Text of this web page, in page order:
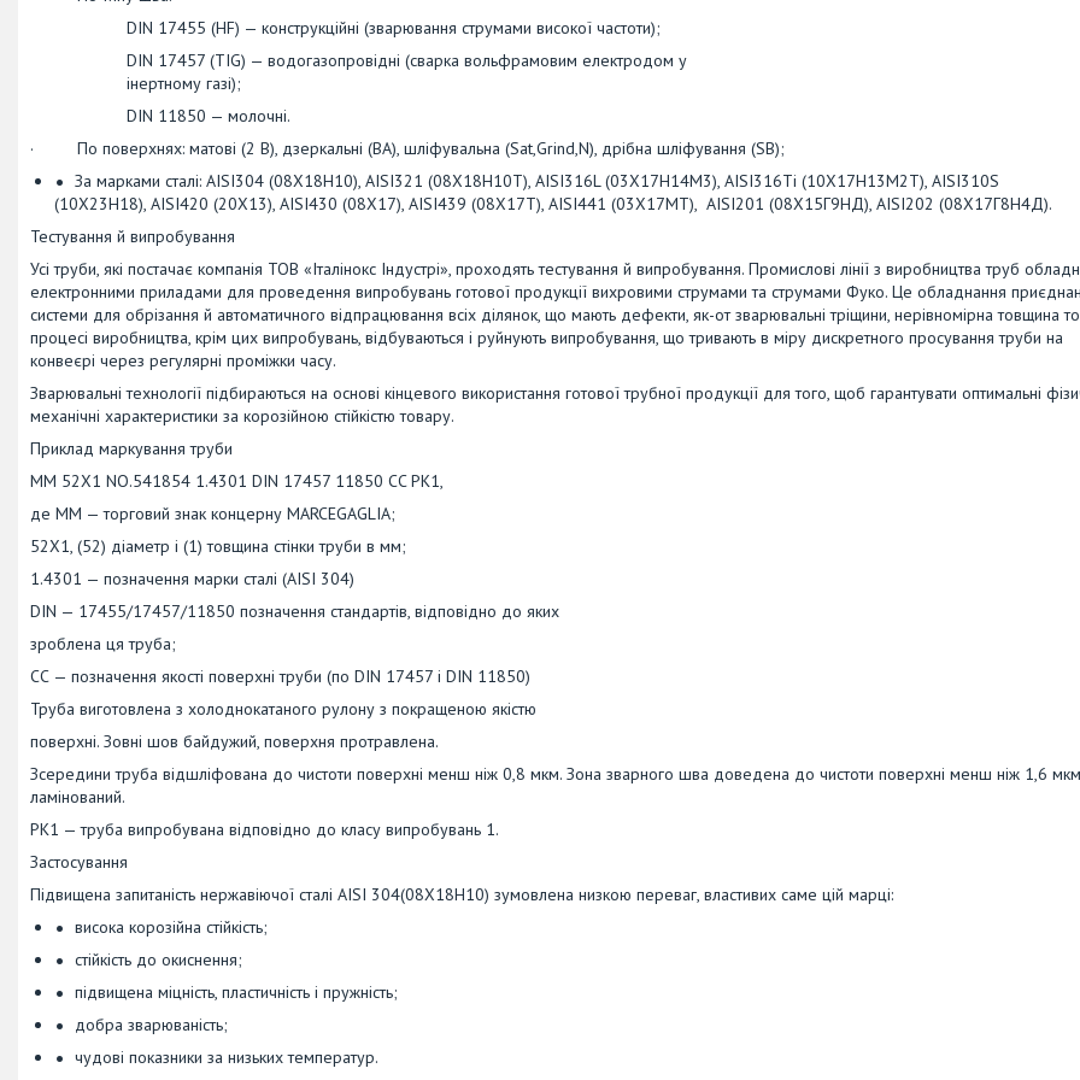
DIN 17455 (HF) — конструкційні (зварювання струмами високої частоти);
DIN 17457 (TIG) — водогазопровідні (сварка вольфрамовим електродом у
інертному газі);
DIN 11850 — молочні.
· По поверхнях: матові (2 В), дзеркальні (ВА), шліфувальна (Sat,Grind,N), дрібна шліфування (SB);
За марками сталі: AISI304 (08Х18Н10), AISI321 (08Х18Н10Т), AISI316L (03Х17Н14М3), AISI316Ti (10Х17Н13М2T), AISI310S
(10Х23Н18), AISI420 (20Х13), AISI430 (08Х17), AISI439 (08Х17Т), AISI441 (03Х17МТ), AISI201 (08Х15Г9НД), AISI202 (08Х17Г8Н4Д).
Тестування й випробування
Усі труби, які постачає компанія ТОВ «Італінокс Індустрі», проходять тестування й випробування. Промислові лінії з виробництва труб
електронними приладами для проведення випробувань готової продукції вихровими струмами та струмами Фуко. Це обладнання
системи для обрізання й автоматичного відпрацювання всіх ділянок, що мають дефекти, як-от зварювальні тріщини, нерівномірна товщина
процесі виробництва, крім цих випробувань, відбуваються і руйнують випробування, що тривають в міру дискретного просування труби на
конвеєрі через регулярні проміжки часу.
Зварювальні технології підбираються на основі кінцевого використання готової трубної продукції для того, щоб гарантувати оптимальні
механічні характеристики за корозійною стійкістю товару.
Приклад маркування труби
ММ 52Х1 NO.541854 1.4301 DIN 17457 11850 CC PK1,
де ММ — торговий знак концерну MARCEGAGLIA;
52Х1, (52) діаметр і (1) товщина стінки труби в мм;
1.4301 — позначення марки сталі (AISI 304)
DIN — 17455/17457/11850 позначення стандартів, відповідно до яких
зроблена ця труба;
СС — позначення якості поверхні труби (по DIN 17457 і DIN 11850)
Труба виготовлена з холоднокатаного рулону з покращеною якістю
поверхні. Зовні шов байдужий, поверхня протравлена.
Зсередини труба відшліфована до чистоти поверхні менш ніж 0,8 мкм. Зона зварного шва доведена до чистоти поверхні менш ніж 1,6
ламінований.
РК1 — труба випробувана відповідно до класу випробувань 1.
Застосування
Підвищена запитаність нержавіючої сталі AISI 304(08Х18Н10) зумовлена низкою переваг, властивих саме цій марці:
висока корозійна стійкість;
стійкість до окиснення;
підвищена міцність, пластичність і пружність;
добра зварюваність;
чудові показники за низьких температур.